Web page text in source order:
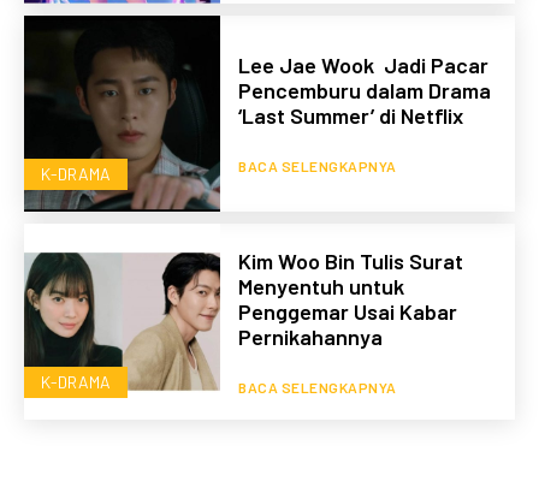
K-DRAMA
Lee Jae Wook Jadi Pacar
Pencemburu dalam Drama
‘Last Summer’ di Netflix
BACA SELENGKAPNYA
K-DRAMA
Kim Woo Bin Tulis Surat
Menyentuh untuk
Penggemar Usai Kabar
Pernikahannya
BACA SELENGKAPNYA